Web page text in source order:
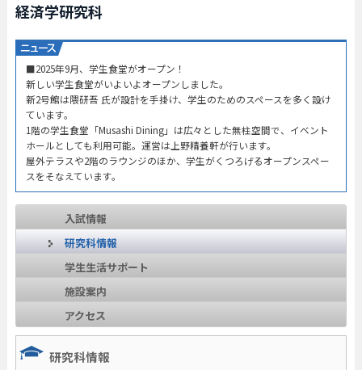
経済学研究科
■2025年9月、学生食堂がオープン！
新しい学生食堂がいよいよオープンしました。
新2号館は隈研吾 氏が設計を手掛け、学生のためのスペースを多く設け
ています。
1階の学生食堂「Musashi Dining」は広々とした無柱空間で、イベント
ホールとしても利用可能。運営は上野精養軒が行います。
屋外テラスや2階のラウンジのほか、学生がくつろげるオープンスペー
スをそなえています。
入試情報
研究科情報
学生生活サポート
施設案内
アクセス
研究科情報